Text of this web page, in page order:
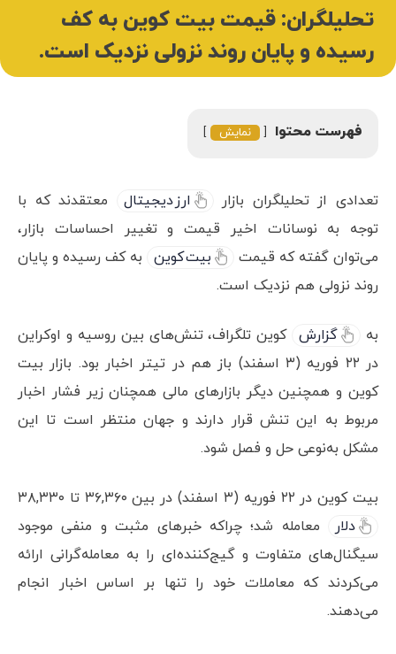
تحلیلگران: قیمت بیت کوین به کف
رسیده و پایان روند نزولی نزدیک است.
فهرست محتوا نمایش
تعدادی از تحلیلگران بازار ارز دیجیتال
معتقدند که با
توجه به نوسانات اخیر قیمت و تغییر احساسات بازار،
می‌توان گفته که قیمت
بیت کوین
به کف رسیده و پایان
روند نزولی هم نزدیک است.
به گزارش کوین تلگراف، تنش‌های بین روسیه و اوکراین
در ۲۲ فوریه (۳ اسفند) باز هم در تیتر اخبار بود. بازار بیت
کوین و همچنین دیگر بازارهای مالی همچنان زیر فشار اخبار
مربوط به این تنش قرار دارند و جهان منتظر است تا این
مشکل به‌نوعی حل و فصل شود.
بیت کوین در ۲۲ فوریه (۳ اسفند) در بین ۳۶,۳۶۰ تا ۳۸,۳۳۰
دلار
معامله شد؛ چراکه خبرهای مثبت و منفی موجود
سیگنال‌های متفاوت و گیج‌کننده‌ای را به معامله‌گرانی ارائه
می‌کردند که معاملات خود را تنها بر اساس اخبار انجام
می‌دهند.